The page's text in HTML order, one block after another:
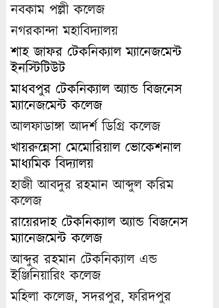
নবকাম পল্লী কলেজ
নগরকান্দা মহাবিদ্যালয়
শাহ জাফর টেকনিক্যাল ম্যানেজমেন্ট
ইনস্টিটিউট
মাধবপুর টেকনিক্যাল অ্যান্ড বিজনেস
ম্যানেজমেন্ট কলেজ
আলফাডাঙ্গা আদর্শ ডিগ্রি কলেজ
খায়রুন্নেসা মেমোরিয়াল ভোকেশনাল
মাধ্যমিক বিদ্যালয়
হাজী আবদুর রহমান আব্দুল করিম
কলেজ
রায়েরদাহ টেকনিক্যাল অ্যান্ড বিজনেস
ম্যানেজমেন্ট কলেজ
আব্দুর রহমান টেকনিক্যাল এন্ড
ইঞ্জিনিয়ারিং কলেজ
মহিলা কলেজ, সদরপুর, ফরিদপুর